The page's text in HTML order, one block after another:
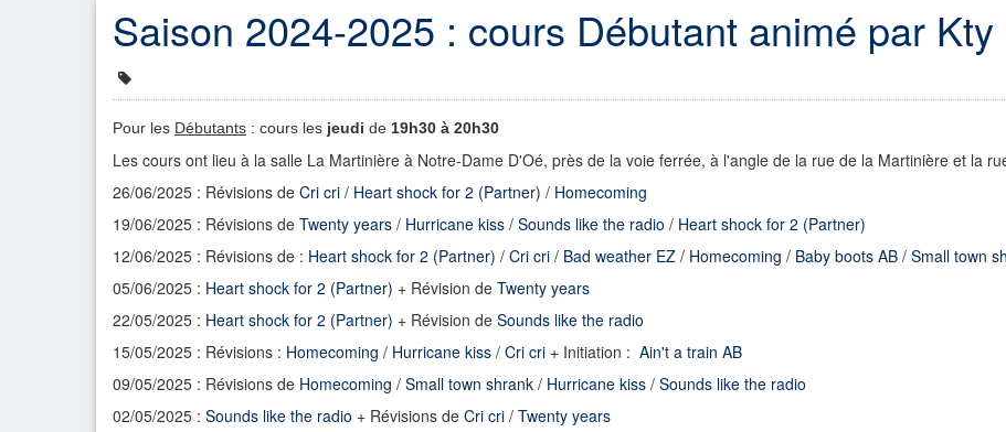
Saison 2024-2025 : cours Débutant animé par Kty
Pour les Débutants : cours les jeudi de 19h30 à 20h30
Les cours ont lieu à la salle La Martinière à Notre-Dame D'Oé, près de la voie ferrée, à l'angle de la rue de la Martinière et la
26/06/2025 : Révisions de Cri cri / Heart shock for 2 (Partner) / Homecoming
19/06/2025 : Révisions de Twenty years / Hurricane kiss / Sounds like the radio / Heart shock for 2 (Partner)
12/06/2025 : Révisions de : Heart shock for 2 (Partner) / Cri cri / Bad weather EZ / Homecoming / Baby boots AB / Small town
05/06/2025 : Heart shock for 2 (Partner) + Révision de Twenty years
22/05/2025 : Heart shock for 2 (Partner) + Révision de Sounds like the radio
15/05/2025 : Révisions : Homecoming / Hurricane kiss / Cri cri + Initiation : Ain't a train AB
09/05/2025 : Révisions de Homecoming / Small town shrank / Hurricane kiss / Sounds like the radio
02/05/2025 : Sounds like the radio + Révisions de Cri cri / Twenty years